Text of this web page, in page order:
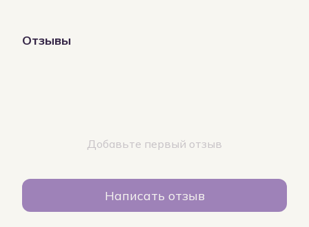
Отзывы
Добавьте первый отзыв
Написать отзыв